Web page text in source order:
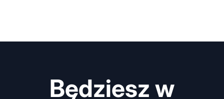
Będziesz w